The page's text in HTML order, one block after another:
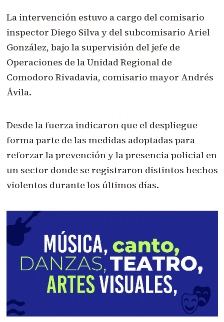
La intervención estuvo a cargo del comisario
inspector Diego Silva y del subcomisario Ariel
González, bajo la supervisión del jefe de
Operaciones de la Unidad Regional de
Comodoro Rivadavia, comisario mayor Andrés
Ávila.
Desde la fuerza indicaron que el despliegue
forma parte de las medidas adoptadas para
reforzar la prevención y la presencia policial en
un sector donde se registraron distintos hechos
violentos durante los últimos días.